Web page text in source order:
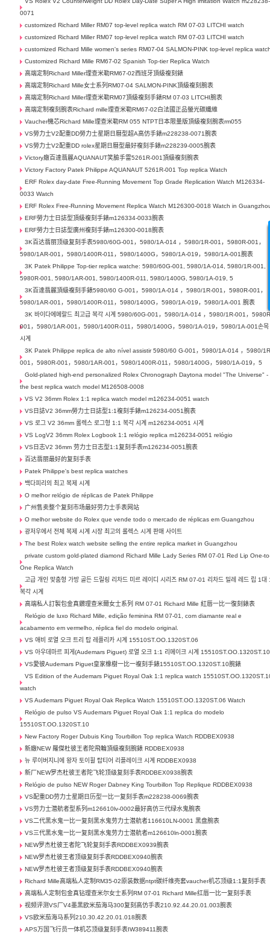
0071
customized Richard Miller RM07 top-level replica watch RM 07-03 LITCHI watch
customized Richard Miller RM07 top-level replica watch RM 07-03 LITCHI watch
customized Richard Mille women's series RM07-04 SALMON-PINK top-level replica
Customized Richard Mille RM67-02 Spanish Top-tier Replica Watch
高端定制Richard Miller理查米勒RM67-02西班牙頂級複刻錶
高端定制Richard Mille女士系列RM07-04 SALMON-PINK頂級複刻腕表
高端定制Richard Miller理查米勒RM07頂級複刻手錶RM 07-03 LITCHI腕表
高端定制複刻腕表Richard mille理查米勒RM67-02白法國正品螢光碳纖維
Vaucher機芯Richard Mille理查米勒RM 055 NTPT日本限量版頂級複刻腕表rm055
VS勞力士V2配重DD勞力士星期日曆型超A高仿手錶m228238-0071腕表
VS勞力士V2配重DD rolex星期日曆型最好複刻手錶m228239-0005腕表
Victory廠百達翡麗AQUANAUT笑臉手雷5261R-001頂級複刻腕表
Victory Factory Patek Philippe AQUANAUT 5261R-001 Top replica Watch
ERF Rolex day-date Free-Running Movement Top Grade Replication Watch M126334-
0033 Watch
ERF Rolex Free-Running Movement Replica Watch M126300-0018 Watch in
ERF勞力士日誌型頂級複刻手錶m126334-0033腕表
ERF勞力士日誌型廣州複刻手錶m126300-0018腕表
3K百达翡丽顶级复刻手表5980/60G-001，5980/1A-014 ，5980/1R-001，5980R-001，
5980/1AR-001，5980/1400R-011，5980/1400G，5980/1A-019，5980/1A-001腕表
3K Patek Philippe Top-tier replica watche: 5980/60G-001, 5980/1A-014, 5980/1R-001,
5980R-001, 5980/1AR-001, 5980/1400R-011, 5980/1400G, 5980/1A-019, 5
3K百達翡麗頂級複刻手錶5980/60 G-001，5980/1A-014 ，5980/1R-001，5980R-001，
5980/1AR-001，5980/1400R-011，5980/1400G，5980/1A-019，5980/1A-001 腕表
3K 바이다에메랄드 최고급 복각 시계 5980/60G-001，5980/1A-014 ，5980/1R-001，
001，5980/1AR-001，5980/1400R-011，5980/1400G，5980/1A-019，5980/1A-001손목
시계
3K Patek Philippe replica de alto nível assistir 5980/60 G-001，5980/1A-014 ，5980/
001，5980R-001，5980/1AR-001，5980/1400R-011，5980/1400G，5980/1A-019，5
Gold-plated high-end personalized Rolex Chronograph Daytona model "The Universe" -
the best replica watch model M126508-0008
VS V2 36mm Rolex 1:1 replica watch model m126234-0051 watch
VS日誌V2 36mm勞力士日誌型1:1複刻手錶m126234-0051腕表
VS 로그 V2 36mm 롤렉스 로그형 1:1 복각 시계 m126234-0051 시계
VS LogV2 36mm Rolex Logbook 1:1 relógio replica m126234-0051 relógio
VS日志V2 36mm 劳力士日志型1:1复刻手表m126234-0051腕表
百达翡丽最好的复刻手表
Patek Philippe's best replica watches
백다피리의 최고 복제 시계
O melhor relógio de réplicas de Patek Philippe
广州售卖整个复刻市场最好劳力士手表网站
O melhor website do Rolex que vende todo o mercado de réplicas em Guangzhou
광저우에서 전체 복제 시계 시장 최고의 롤렉스 시계 판매 사이트
The best Rolex watch website selling the entire replica market in Guangzhou
private custom gold-plated diamond Richard Mille Lady Series RM 07-01 Red Lip One-
One Replica Watch
고급 개인 맞춤형 가방 골든 드릴링 리차드 미르 레이디 시리즈 RM 07-01 리차드 밀레 레드 립 1대
복각 시계
高端私人訂製包金真鑽理查米爾女士系列 RM 07-01 Richard Mille 紅唇一比一復刻錶表
Relógio de luxo Richard Mille, edição feminina RM 07-01, com diamante real e
acabamento em vermelho, réplica fiel do modelo original.
VS 애비 로열 오크 트리 탑 레플리카 시계 15510ST.OO.1320ST.06
VS 아우데마르 피게(Audemars Piguet) 로열 오크 1:1 리메이크 시계 15510ST.OO.1320ST.10
VS愛彼Audemars Piguet皇家橡樹一比一複刻手錶15510ST.OO.1320ST.10腕錶
VS Edition of the Audemars Piguet Royal Oak 1:1 replica watch
watch
VS Audemars Piguet Royal Oak Replica Watch 15510ST.OO.1320ST.06 Watch
Relógio de pulso VS Audemars Piguet Royal Oak 1:1 replica do modelo
15510ST.OO.1320ST.10
New Factory Roger Dubuis King Tourbillon Top replica Watch RDDBEX0938
新廠NEW 羅傑杜彼王者陀飛輪頂級複刻腕錶 RDDBEX0938
뉴 루이버지니에 왕자 토이휠 탑티어 리플레이크 시계 RDDBEX0938
新厂NEW罗杰杜彼王者陀飞轮顶级复刻手表RDDBEX0938腕表
Relógio de pulso NEW Roger Dabney King Tourbillon Top Replique RDDBEX0938
VS配重DD劳力士星期日历型一比一复刻手表m228238-0069腕表
VS劳力士潜航者型系列m126610lv-0002最好高仿三代绿水鬼腕表
VS二代黑水鬼一比一复刻黑水鬼劳力士潜航者116610LN-0001 黑盘腕表
VS三代黑水鬼一比一复刻黑水鬼劳力士潜航者m126610ln-0001腕表
NEW罗杰杜彼王者陀飞轮复刻手表RDDBEX0939腕表
NEW罗杰杜彼王者顶级复刻手表RDDBEX0940腕表
NEW罗杰杜彼王者顶级复刻手表RDDBEX0940腕表
Richard Mille高端私人定制RM35-02原装数据ntpt碳纤维壳套vaucher机芯顶级1:1复刻手表
高端私人定制包金真钻理查米尔女士系列RM 07-01 Richard Mille红唇一比一复刻手表
视频评测VS厂V4墨黑欧米茄海马300复刻高仿手表210.92.44.20.01.003腕表
VS欧米茄海马系列210.30.42.20.01.018腕表
APS万国飞行员一体机芯顶级复刻手表IW389411腕表